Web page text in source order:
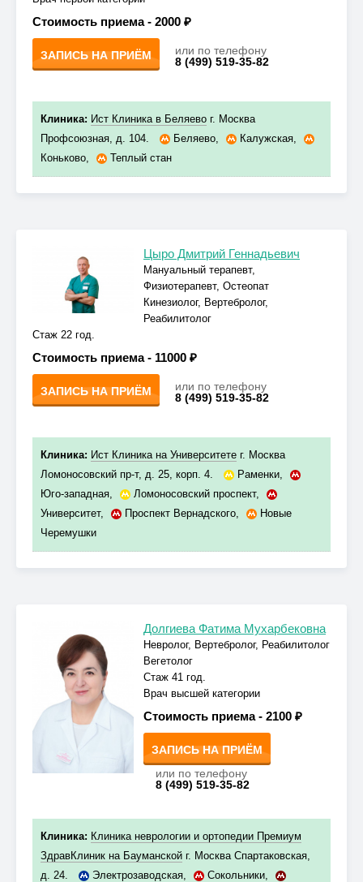
Стоимость приема - 2000 ₽
ЗАПИСЬ НА ПРИЁМ
или по телефону
8 (499) 519-35-82
Клиника: Ист Клиника в Беляево г. Москва
Профсоюзная, д. 104.
Беляево, Калужская,
Коньково, Теплый стан
Цыро Дмитрий Геннадьевич
Мануальный терапевт,
Физиотерапевт, Остеопат
Кинезиолог, Вертебролог,
Реабилитолог
Стаж 22 год.
Стоимость приема - 11000 ₽
ЗАПИСЬ НА ПРИЁМ
или по телефону
8 (499) 519-35-82
Клиника: Ист Клиника на Университете г. Москва
Ломоносовский пр-т, д. 25, корп. 4.
Раменки,
Юго-западная, Ломоносовский проспект,
Университет, Проспект Вернадского,
Новые
Черемушки
Долгиева Фатима Мухарбековна
Невролог, Вертебролог, Реабилитолог
Вегетолог
Стаж 41 год.
Врач высшей категории
Стоимость приема - 2100 ₽
ЗАПИСЬ НА ПРИЁМ
или по телефону
8 (499) 519-35-82
Клиника: Клиника неврологии и ортопедии Премиум
ЗдравКлиник на Бауманской г. Москва Спартаковская,
д. 24.
Электрозаводская, Сокольники,